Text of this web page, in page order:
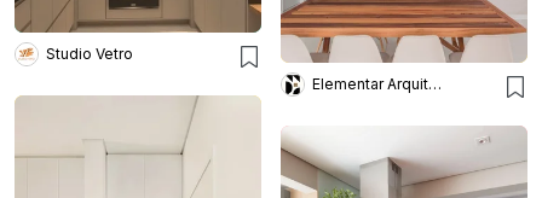
Studio Vetro
Elementar Arquitetura